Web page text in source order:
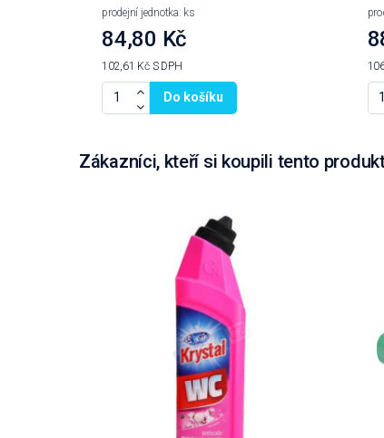
prodejní jednotka: ks
84,80 Kč
102,61 Kč S DPH
Do košíku
Zákazníci, kteří si koupili tento